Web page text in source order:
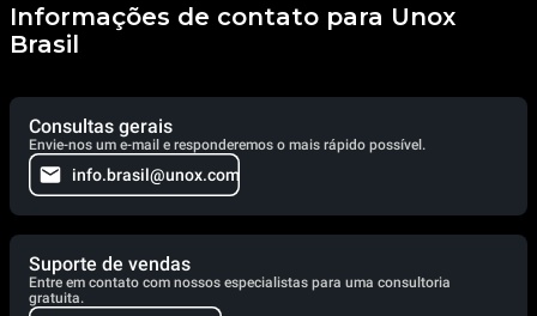
Informações de contato para Unox
Brasil
Consultas gerais
Envie-nos um e-mail e responderemos o mais rápido possível.
info.brasil@unox.com
Suporte de vendas
Entre em contato com nossos especialistas para uma consultoria
gratuita.